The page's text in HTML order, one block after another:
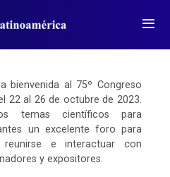
bienvenida al 75º Congreso
22 al 26 de octubre de 2023.
temas científicos para
un excelente foro para
e interactuar con
y expositores.